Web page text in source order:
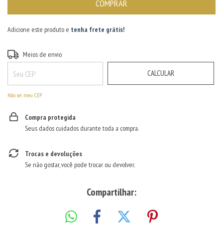
Adicione este produto e tenha frete grátis!
Entregas para o CEP:
Meios de envio
CALCULAR
Não sei meu CEP
Compra protegida
Seus dados cuidados durante toda a compra.
Trocas e devoluções
Se não gostar, você pode trocar ou devolver.
Compartilhar: